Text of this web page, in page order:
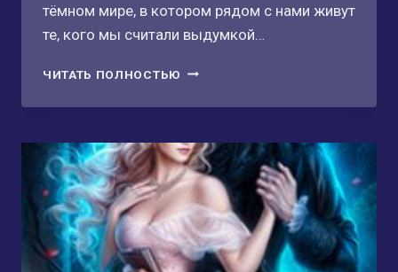
тёмном мире, в котором рядом с нами живут
те, кого мы считали выдумкой…
ЧИТАТЬ ПОЛНОСТЬЮ НОВОЕ